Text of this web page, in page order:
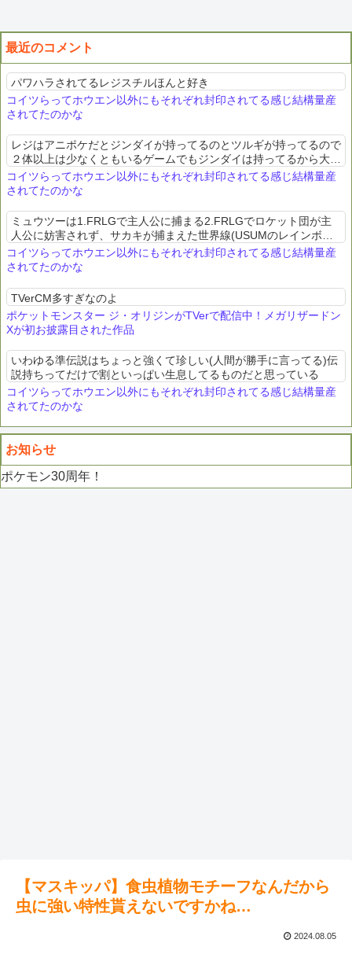
最近のコメント
パワハラされてるレジスチルほんと好き
コイツらってホウエン以外にもそれぞれ封印されてる感じ結構量産
されてたのかな
レジはアニポケだとジンダイが持ってるのとツルギが持ってるので
２体以上は少なくともいるゲームでもジンダイは持ってるから大量
生産されててもおかしくはないか
コイツらってホウエン以外にもそれぞれ封印されてる感じ結構量産
されてたのかな
ミュウツーは1.FRLGで主人公に捕まる2.FRLGでロケット団が主
人公に妨害されず、サカキが捕まえた世界線(USUMのレインボー
ロケット団)3.HGSSで主人公に捕まる4.XYで主人公に捕まる5.Z...
コイツらってホウエン以外にもそれぞれ封印されてる感じ結構量産
されてたのかな
TVerCM多すぎなのよ
ポケットモンスター ジ・オリジンがTVerで配信中！メガリザードン
Xが初お披露目された作品
いわゆる準伝説はちょっと強くて珍しい(人間が勝手に言ってる)伝
説持ちってだけで割といっぱい生息してるものだと思っている
コイツらってホウエン以外にもそれぞれ封印されてる感じ結構量産
されてたのかな
お知らせ
ポケモン30周年！
【マスキッパ】食虫植物モチーフなんだから
虫に強い特性貰えないですかね…
2024.08.05